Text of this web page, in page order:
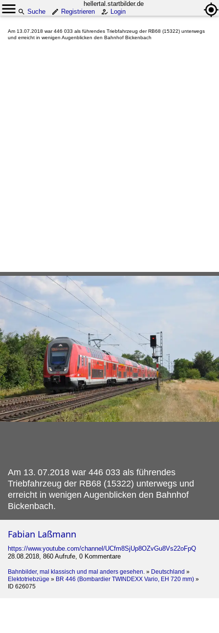
hellertal.startbilder.de
Suche
Registrieren Login
Am 13.07.2018 war 446 033 als führendes Triebfahrzeug der RB68 (15322) unterwegs
und erreicht in wenigen Augenblicken den Bahnhof Bickenbach
Am 13. 07.2018 war 446 033 als führendes
Triebfahrzeug der RB68 (15322) unterwegs und
erreicht in wenigen Augenblicken den Bahnhof
Bickenbach.
Fabian Laßmann
https://www.youtube.com/channel/UCfm8SjUp8OZvGu8Vs22oFpQ
28.08.2018, 860 Aufrufe, 0 Kommentare
Bahnbilder, mal klassisch und mal anders gesehen. » Deutschland »
Elektotriebzüge » BR 446 (Bombardier TWINDEXX Vario, EH 720 mm) »
ID 626075